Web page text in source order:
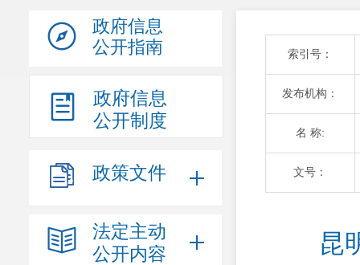
政府信息
公开指南
政府信息
公开制度
政策文件
法定主动
公开内容
索引号：
发布机构：
名 称:
文号：
昆